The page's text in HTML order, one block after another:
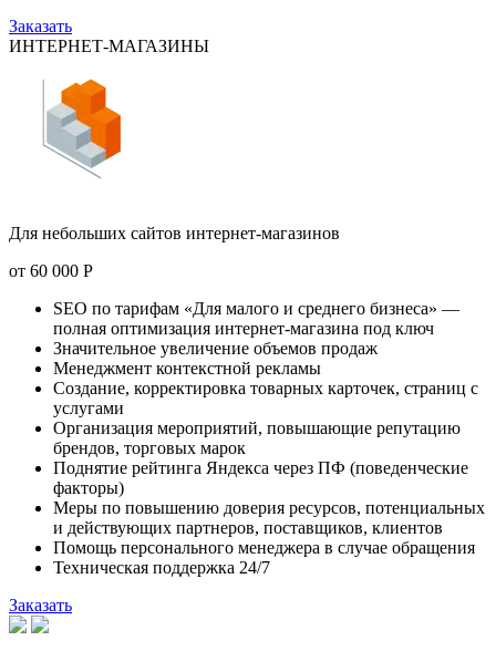
Заказать
ИНТЕРНЕТ-МАГАЗИНЫ
Для небольших сайтов интернет-магазинов
от 60 000 Р
SEO по тарифам «Для малого и среднего бизнеса» —
полная оптимизация интернет-магазина под ключ
Значительное увеличение объемов продаж
Менеджмент контекстной рекламы
Создание, корректировка товарных карточек, страниц с
услугами
Организация мероприятий, повышающие репутацию
брендов, торговых марок
Поднятие рейтинга Яндекса через ПФ (поведенческие
факторы)
Меры по повышению доверия ресурсов, потенциальных
и действующих партнеров, поставщиков, клиентов
Помощь персонального менеджера в случае обращения
Техническая поддержка 24/7
Заказать